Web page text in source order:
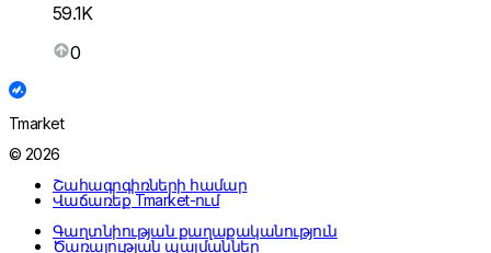
59.1K
0
Tmarket
© 2026
Շահագրգիռների համար
Վաճառեք Tmarket-ում
Գաղտնիության քաղաքականություն
Ծառայության պայմաններ